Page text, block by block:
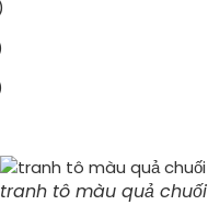
tranh tô màu quả chuối